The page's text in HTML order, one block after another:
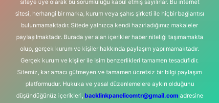
siteye üye olarak bu sorumluluğu kabul etmiş sayılırlar. Bu internet
sitesi, herhangi bir marka, kurum veya şahıs şirketi ile hiçbir bağlantısı
bulunmamaktadır. Sitede yalnızca kendi hazırladığımız makaleler
paylaşılmaktadır. Burada yer alan içerikler haber niteliği taşımamakta
olup, gerçek kurum ve kişiler hakkında paylaşım yapılmamaktadır.
Gerçek kurum ve kişiler ile isim benzerlikleri tamamen tesadüfidir.
Sitemiz, kar amacı gütmeyen ve tamamen ücretsiz bir bilgi paylaşım
platformudur. Hukuka ve yasal düzenlemelere aykırı olduğunu
düşündüğünüz içerikleri, backlinkpanelicomtr@gmail.comadresine